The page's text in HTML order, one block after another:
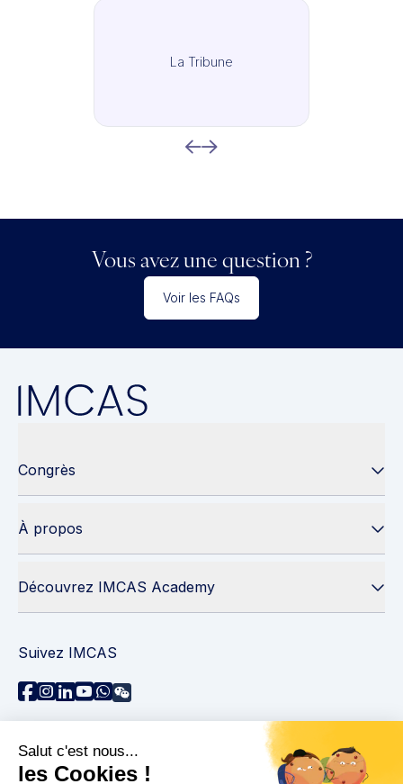
La Tribune
Vous avez une question ?
Voir les FAQs
Congrès
À propos
Découvrez IMCAS Academy
Suivez IMCAS
Besoin d'aide ?